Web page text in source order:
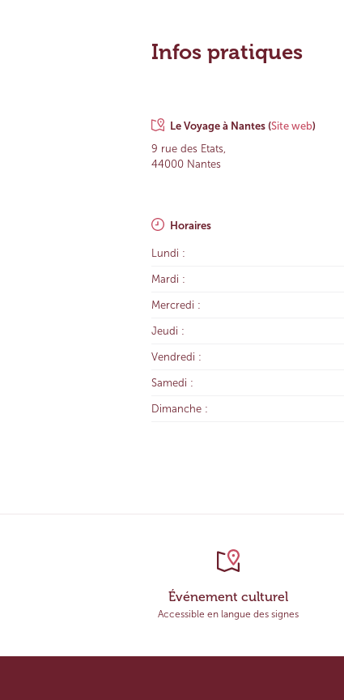
Infos pratiques
Le Voyage à Nantes (Site web)
9 rue des Etats,
44000 Nantes
Horaires
Lundi :
Mardi :
Mercredi :
Jeudi :
Vendredi :
Samedi :
Dimanche :
Événement culturel
Accessible en langue des signes